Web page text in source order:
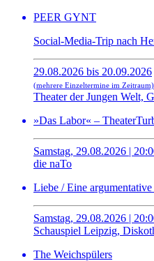
PEER GYNT
Social-Media-Trip nach
29.08.2026 bis 20.09.2026
(mehrere Einzeltermine im Zeitraum)
Theater der Jungen Welt,
»Das Labor« –
Samstag, 29.08.2026 |
die naTo
Liebe / Eine
Samstag, 29.08.2026 |
Schauspiel Leipzig,
The Weichspülers